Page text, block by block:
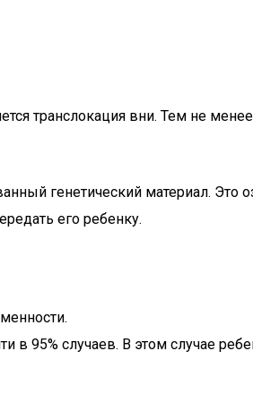
транслокация вни. Тем не
генетический материал. Это
его ребенку.
95% случаев. В этом случае